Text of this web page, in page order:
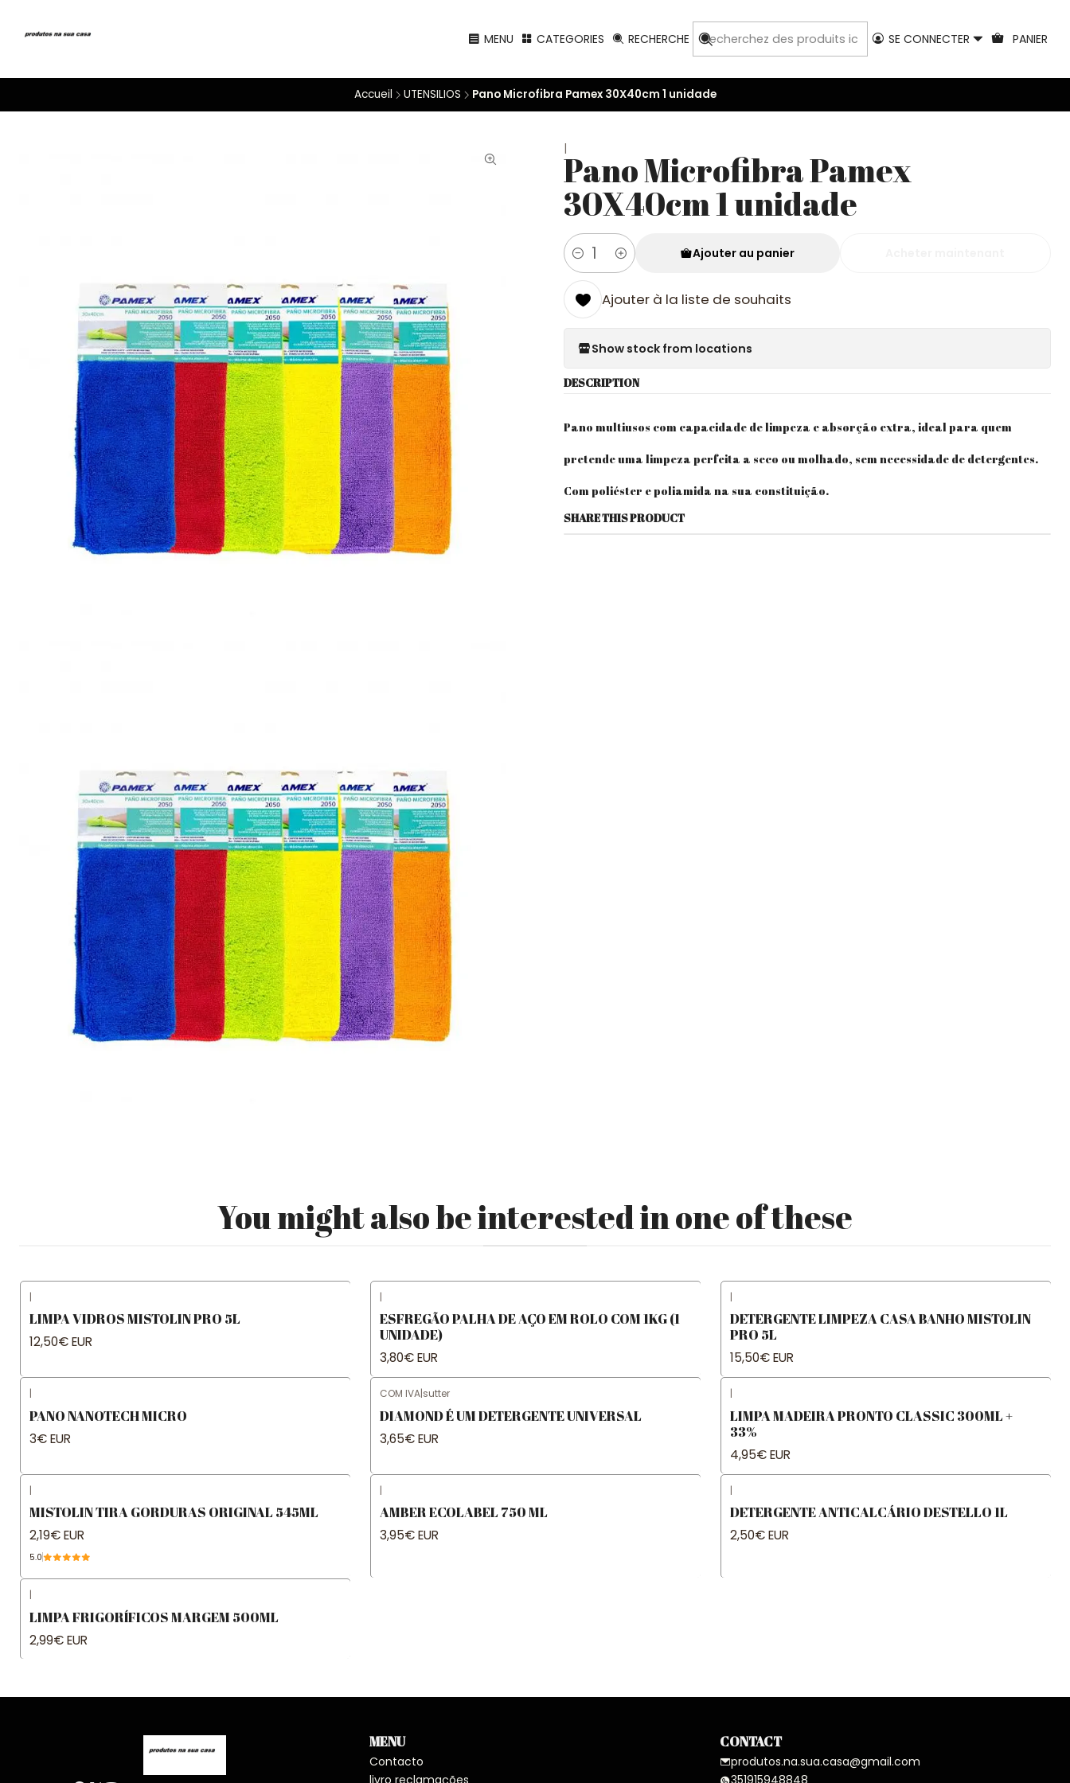
MENU CATEGORIES RECHERCHE SE CONNECTER PANIER
Accueil UTENSILIOS Pano Microfibra Pamex 30X40cm 1 unidade
|
Pano Microfibra Pamex
30X40cm 1 unidade
Quantité
Ajouter au panier
Ajouter à la liste de souhaits
Show stock from locations
DESCRIPTION
Pano multiusos com capacidade de limpeza e absorção extra, ideal para quem
pretende uma limpeza perfeita a seco ou molhado, sem necessidade de detergentes.
Com poliéster e poliamida na sua constituição.
SHARE THIS PRODUCT
You might also be interested in one of these
|
LIMPA VIDROS MISTOLIN PRO 5L
12,50€ EUR
|
ESFREGÃO PALHA DE AÇO EM ROLO COM 1KG (1
UNIDADE)
3,80€ EUR
|
DETERGENTE LIMPEZA CASA BANHO MISTOLIN
PRO 5L
15,50€ EUR
|
PANO NANOTECH MICRO
3€ EUR
COM IVA|sutter
DIAMOND É UM DETERGENTE UNIVERSAL
3,65€ EUR
|
LIMPA MADEIRA PRONTO CLASSIC 300ML +
33%
4,95€ EUR
|
MISTOLIN TIRA GORDURAS ORIGINAL 545ML
2,19€ EUR
5.0
|
AMBER ECOLABEL 750 ML
3,95€ EUR
|
DETERGENTE ANTICALCÁRIO DESTELLO 1L
2,50€ EUR
|
LIMPA FRIGORÍFICOS MARGEM 500ML
2,99€ EUR
MENU
Contacto
CONTACT
produtos.na.sua.casa@gmail.com